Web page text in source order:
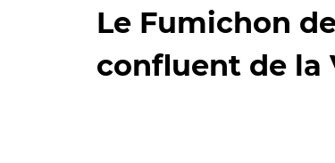
Le Fumichon
confluent de la